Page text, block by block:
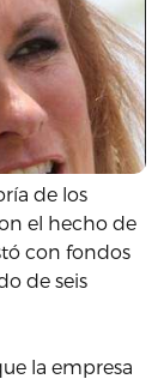
de los
el hecho de
con fondos
de seis
la empresa